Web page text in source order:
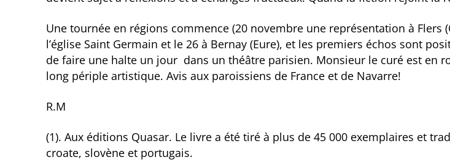
Une tournée en régions commence (20 novembre une représentation à Flers
l’église Saint Germain et le 26 à Bernay (Eure), et les premiers échos sont
de faire une halte un jour dans un théâtre parisien. Monsieur le curé est en
long périple artistique. Avis aux paroissiens de France et de Navarre!
R.M
(1). Aux éditions Quasar. Le livre a été tiré à plus de 45 000 exemplaires et
croate, slovène et portugais.